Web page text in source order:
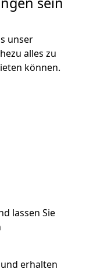
unser
alles zu
können.
lassen Sie
und erhalten